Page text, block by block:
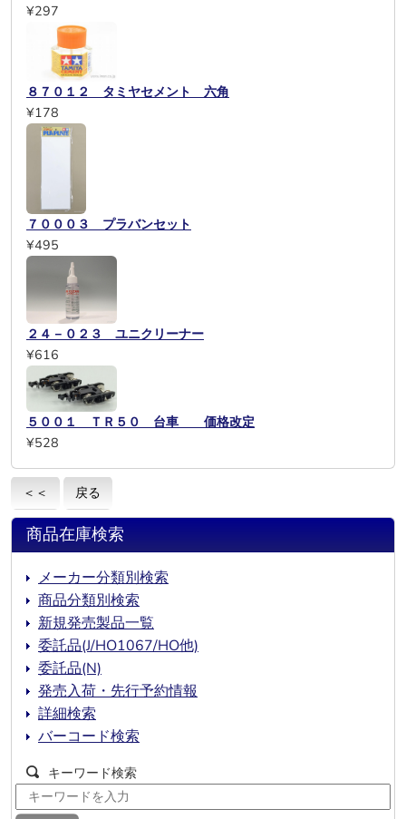
¥297
８７０１２ タミヤセメント 六角
¥178
７０００３ プラバンセット
¥495
２４－０２３ ユニクリーナー
¥616
５００１ ＴＲ５０ 台車 価格改定
¥528
＜＜ 戻る
商品在庫検索
メーカー分類別検索
商品分類別検索
新規発売製品一覧
委託品(J/HO1067/HO他)
委託品(N)
発売入荷・先行予約情報
詳細検索
バーコード検索
キーワード検索